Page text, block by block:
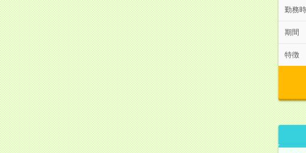
勤務
期間
特徴